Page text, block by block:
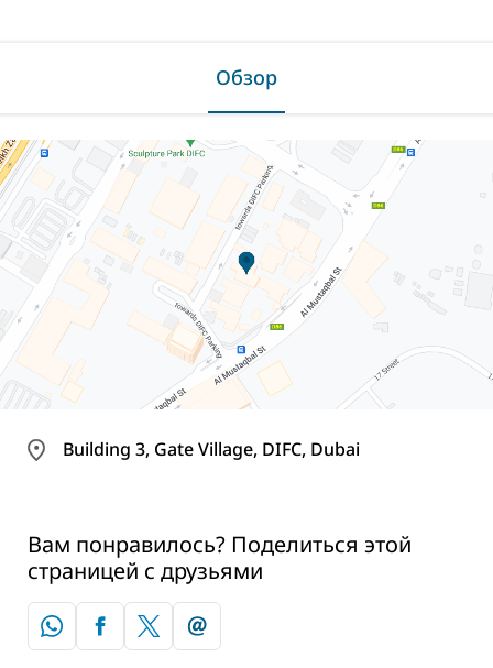
Обзор
Building 3, Gate Village, DIFC, Dubai
Вам понравилось? Поделиться этой
страницей с друзьями